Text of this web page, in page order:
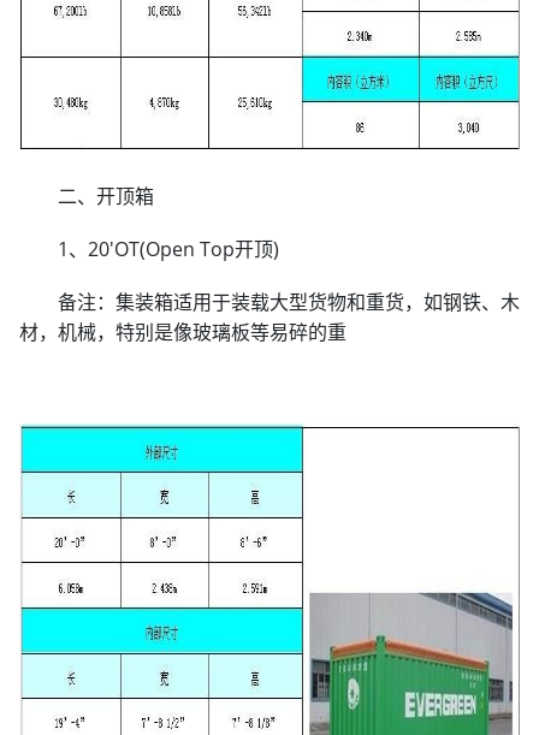
二、开顶箱
1、20'OT(Open Top开顶)
备注：集装箱适用于装载大型货物和重货，如钢铁、木
材，机械，特别是像玻璃板等易碎的重